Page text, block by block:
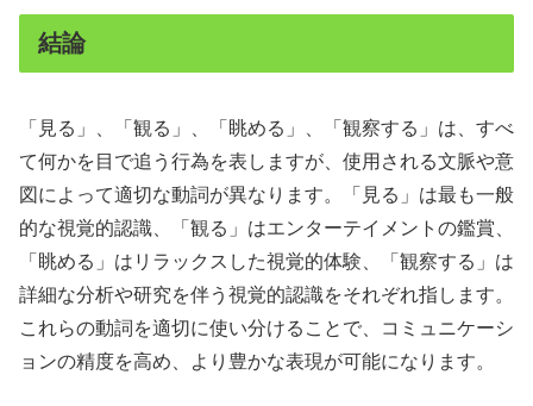
結論
「見る」、「観る」、「眺める」、「観察する」は、すべ
て何かを目で追う行為を表しますが、使用される文脈や意
図によって適切な動詞が異なります。「見る」は最も一般
的な視覚的認識、「観る」はエンターテイメントの鑑賞、
「眺める」はリラックスした視覚的体験、「観察する」は
詳細な分析や研究を伴う視覚的認識をそれぞれ指します。
これらの動詞を適切に使い分けることで、コミュニケーシ
ョンの精度を高め、より豊かな表現が可能になります。